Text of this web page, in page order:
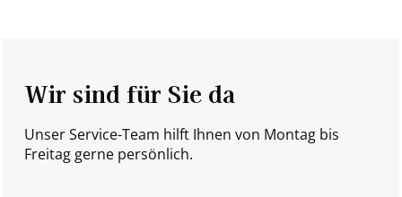
Wir sind für Sie da
Unser Service-Team hilft Ihnen von Montag bis
Freitag gerne persönlich.